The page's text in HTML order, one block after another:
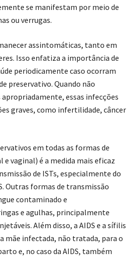
se manifestam por meio de
ou verrugas.
assintomáticas, tanto em
Isso enfatiza a importância de
periodicamente caso ocorram
preservativo. Quando não
essas infecções
graves, como infertilidade, câncer
em todas as formas de
vaginal) é a medida mais eficaz
de ISTs, especialmente do
Outras formas de transmissão
contaminado e
e agulhas, principalmente
Além disso, a AIDS e a sífilis
mãe infectada, não tratada, para o
e, no caso da AIDS, também